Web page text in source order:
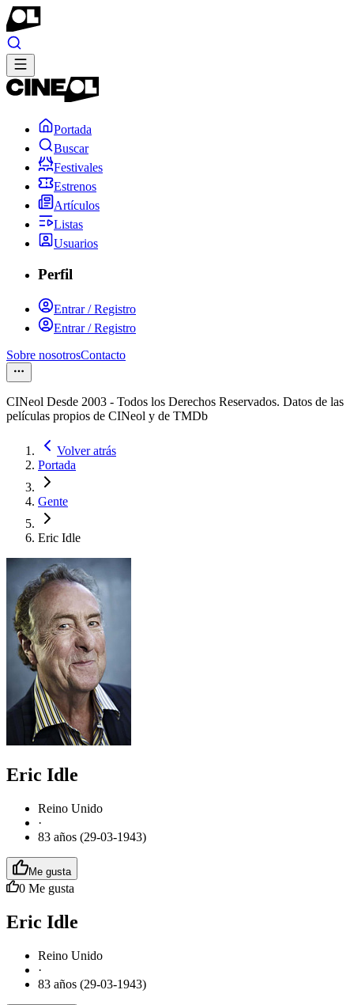
Portada
Buscar
Festivales
Estrenos
Artículos
Listas
Usuarios
Perfil
Entrar / Registro
Entrar / Registro
Sobre nosotrosContacto
CINeol Desde 2003 - Todos los Derechos Reservados. Datos de las
películas propios de CINeol y de TMDb
Volver atrás
Portada
Gente
Eric Idle
Eric Idle
Reino Unido
·
83 años (29-03-1943)
Me gusta
0 Me gusta
Eric Idle
Reino Unido
·
83 años (29-03-1943)